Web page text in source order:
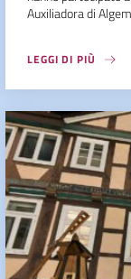
Auxiliadora di
LEGGI DI PIÙ